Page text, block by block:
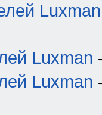
Luxman
Luxman
Luxman